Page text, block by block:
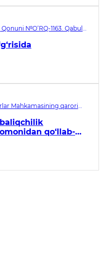
№O‘RQ-1163. Qabul
Mahkamasining qarori
qo‘llab-